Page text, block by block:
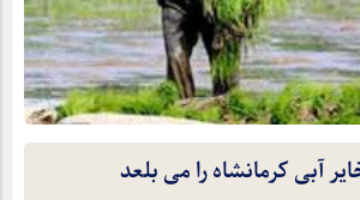
آبی کرمانشاه را می بلعد